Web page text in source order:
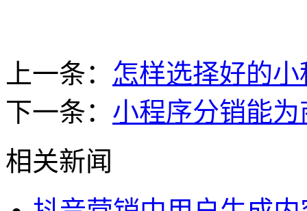
上一条： 怎样选择好的
下一条： 小程序分销能
相关新闻